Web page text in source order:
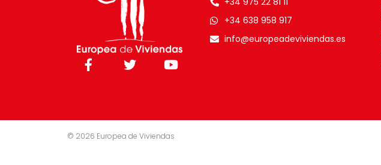
+34 638 958 917
info@europeadeviviendas.es
© 2026 Europea de Viviendas